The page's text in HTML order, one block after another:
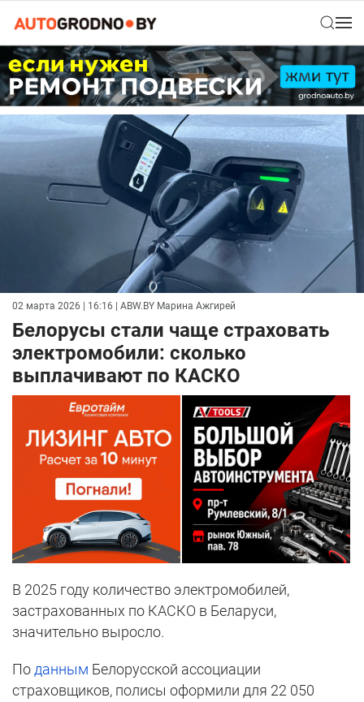
02 марта 2026 | 16:16 | ABW.BY Марина Ажгирей
Белорусы стали чаще страховать
электромобили: сколько
выплачивают по КАСКО
В 2025 году количество электромобилей,
застрахованных по КАСКО в Беларуси,
значительно выросло.
Поданным Белорусской ассоциации
страховщиков, полисы оформили для 22 050